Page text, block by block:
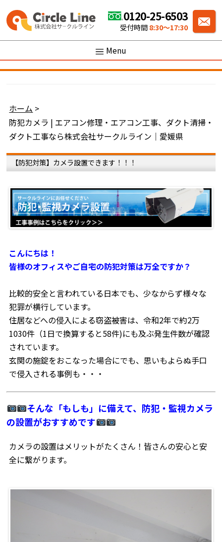
0120-25-6503
受付時間 8:30〜17:30
Menu
ホーム >
防犯カメラ | エアコン修理・エアコン工事、ダクト清掃・
ダクト工事なら株式会社サークルライン｜愛媛県
【防犯対策】カメラ設置できます！！！
こんにちは！
皆様のオフィスやご自宅の防犯対策は万全ですか？
比較的安全と言われている日本でも、少なからず様々な
犯罪が横行しています。
住居などへの侵入による窃盗被害は、令和2年で約2万
1030件（1日で換算すると58件)にも及ぶ発生件数が確認
されています。
玄関の施錠をおこなった場合にでも、思いもよらぬ手口
で侵入される事例も・・・
そんな「もしも」に備えて、防犯・監視カメラ
の設置がおすすめです
カメラの設置はメリットがたくさん！皆さんの安心と安
全に繋がります。